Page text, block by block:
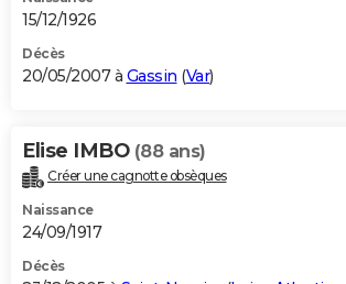
15/12/1926
Décès
20/05/2007 à Gassin (Var)
Elise IMBO (88 ans)
Créer une cagnotte obsèques
Naissance
24/09/1917
Décès